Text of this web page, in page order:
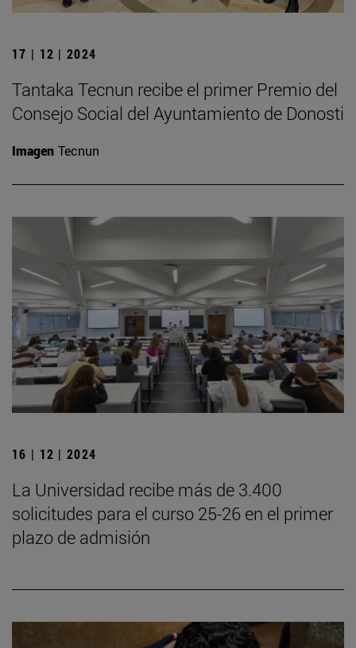
17 | 12 | 2024
Tantaka Tecnun recibe el primer Premio del
Consejo Social del Ayuntamiento de Donosti
Imagen Tecnun
16 | 12 | 2024
La Universidad recibe más de 3.400
solicitudes para el curso 25-26 en el primer
plazo de admisión